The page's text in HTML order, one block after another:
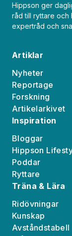
Hippson ger
råd till ryttare och
expertråd och
Artiklar
Nyheter
Reportage
Forskning
Artikelarkivet
Inspiration
Bloggar
Hippson
Poddar
Ryttare
Träna & Lära
Ridövningar
Kunskap
Avståndstabell